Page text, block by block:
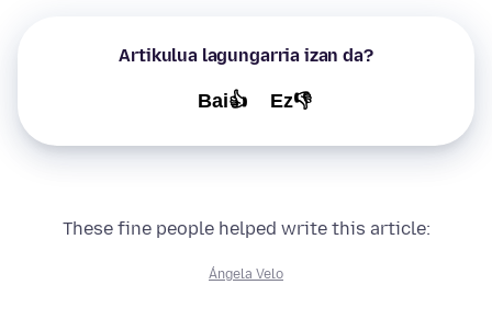
Artikulua lagungarria izan da?
Bai👍 Ez👎
These fine people helped write this article:
Ángela Velo